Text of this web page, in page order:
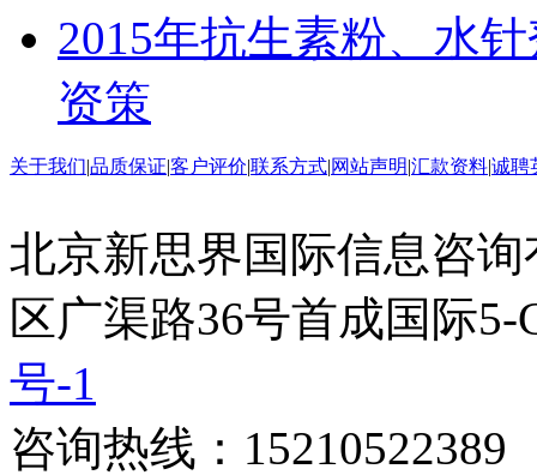
2015年抗生素粉、水
资策
关于我们|品质保证|客户评价|联系方式|网站声明|汇款资料|诚聘
北京新思界国际信息咨
区广渠路36号首成国际
号-1
咨询热线：